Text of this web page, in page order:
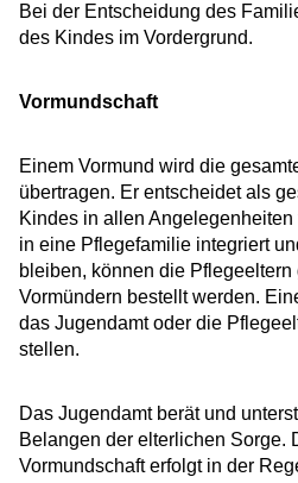
Bei der Entscheidung des
des Kindes im Vordergrund.
Vormundschaft
Einem Vormund wird die
übertragen. Er entscheidet als
Kindes in allen
in eine Pflegefamilie integriert
bleiben, können die
Vormündern bestellt werden.
das Jugendamt oder die
stellen.
Das Jugendamt berät und
Belangen der elterlichen Sorge.
Vormundschaft erfolgt in der